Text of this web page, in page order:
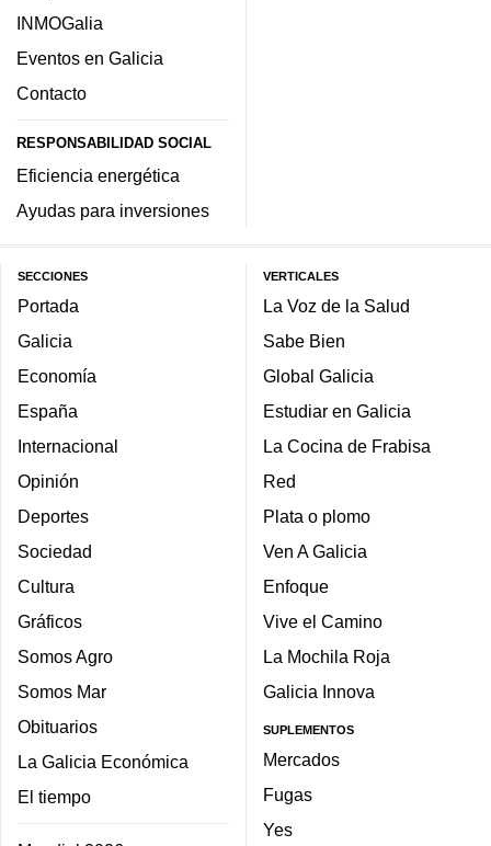
INMOGalia
Eventos en Galicia
Contacto
RESPONSABILIDAD SOCIAL
Eficiencia energética
Ayudas para inversiones
SECCIONES
Portada
Galicia
Economía
España
Internacional
Opinión
Deportes
Sociedad
Cultura
Gráficos
Somos Agro
Somos Mar
Obituarios
La Galicia Económica
El tiempo
VERTICALES
La Voz de la Salud
Sabe Bien
Global Galicia
Estudiar en Galicia
La Cocina de Frabisa
Red
Plata o plomo
Ven A Galicia
Enfoque
Vive el Camino
La Mochila Roja
Galicia Innova
SUPLEMENTOS
Mercados
Fugas
Yes